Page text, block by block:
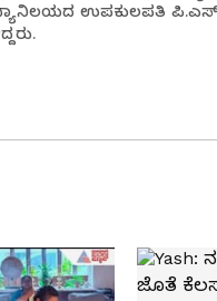
ಉಪಕುಲಪತಿ ಪಿ.ಎಸ್